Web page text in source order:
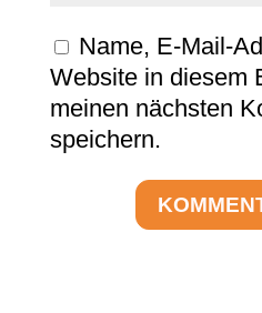
Name, E-Mail-
Website in diesem
meinen nächsten
speichern.